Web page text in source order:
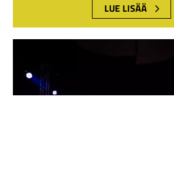
LUE LISÄÄ